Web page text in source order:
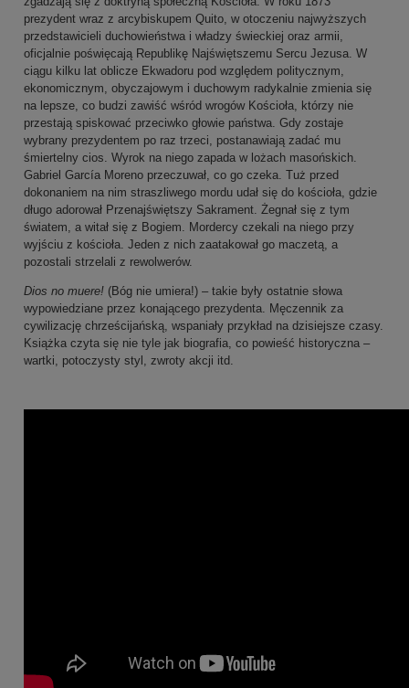
prezydent wraz z arcybiskupem Quito, w otoczeniu najwyższych
przedstawicieli duchowieństwa i władzy świeckiej oraz armii,
oficjalnie poświęcają Republikę Najświętszemu Sercu Jezusa. W
ciągu kilku lat oblicze Ekwadoru pod względem politycznym,
ekonomicznym, obyczajowym i duchowym radykalnie zmienia się
na lepsze, co budzi zawiść wśród wrogów Kościoła, którzy nie
przestają spiskować przeciwko głowie państwa. Gdy zostaje
wybrany prezydentem po raz trzeci, postanawiają zadać mu
śmiertelny cios. Wyrok na niego zapada w lożach masońskich.
Gabriel García Moreno przeczuwał, co go czeka. Tuż przed
dokonaniem na nim straszliwego mordu udał się do kościoła, gdzie
długo adorował Przenajświętszy Sakrament. Żegnał się z tym
światem, a witał się z Bogiem. Mordercy czekali na niego przy
wyjściu z kościoła. Jeden z nich zaatakował go maczetą, a
pozostali strzelali z rewolwerów.
Dios no muere! (Bóg nie umiera!) – takie były ostatnie słowa
wypowiedziane przez konającego prezydenta. Męczennik za
cywilizację chrześcijańską, wspaniały przykład na dzisiejsze czasy.
Książka czyta się nie tyle jak biografia, co powieść historyczna –
wartki, potoczysty styl, zwroty akcji itd.